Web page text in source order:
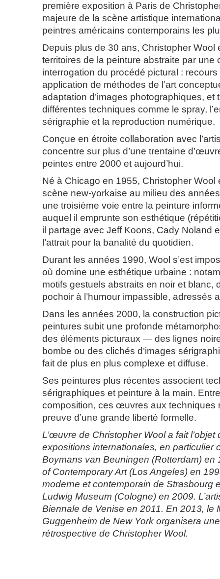
première exposition à Paris de
majeure de la scène artistique
peintres américains contemporains les
Depuis plus de 30 ans, Christopher Wool
territoires de la peinture abstraite par une
interrogation du procédé pictural :
application de méthodes de l’art
adaptation d’images photographiques, et
différentes techniques comme le spray,
sérigraphie et la reproduction numérique.
Conçue en étroite collaboration avec
concentre sur plus d’une trentaine
peintes entre 2000 et aujourd’hui.
Né à Chicago en 1955, Christopher Wool
scène new-yorkaise au milieu des
une troisième voie entre la peinture
auquel il emprunte son esthétique
il partage avec Jeff Koons, Cady Noland
l’attrait pour la banalité du quotidien.
Durant les années 1990, Wool s’est
où domine une esthétique urbaine :
motifs gestuels abstraits en noir et blanc,
pochoir à l’humour impassible, adressés
Dans les années 2000, la construction
peintures subit une profonde
des éléments picturaux — des lignes
bombe ou des clichés d’images
fait de plus en plus complexe et diffuse.
Ses peintures plus récentes associent
sérigraphiques et peinture à la main.
composition, ces œuvres aux techniques
preuve d’une grande liberté formelle.
L’œuvre de Christopher Wool a fait
expositions internationales, en particulier
Boymans van Beuningen (Rotterdam) en
of Contemporary Art (Los Angeles) en
moderne et contemporain de Strasbourg
Ludwig Museum (Cologne) en 2009.
Biennale de Venise en 2011. En 2013, le
Guggenheim de New York organisera
rétrospective de Christopher Wool.